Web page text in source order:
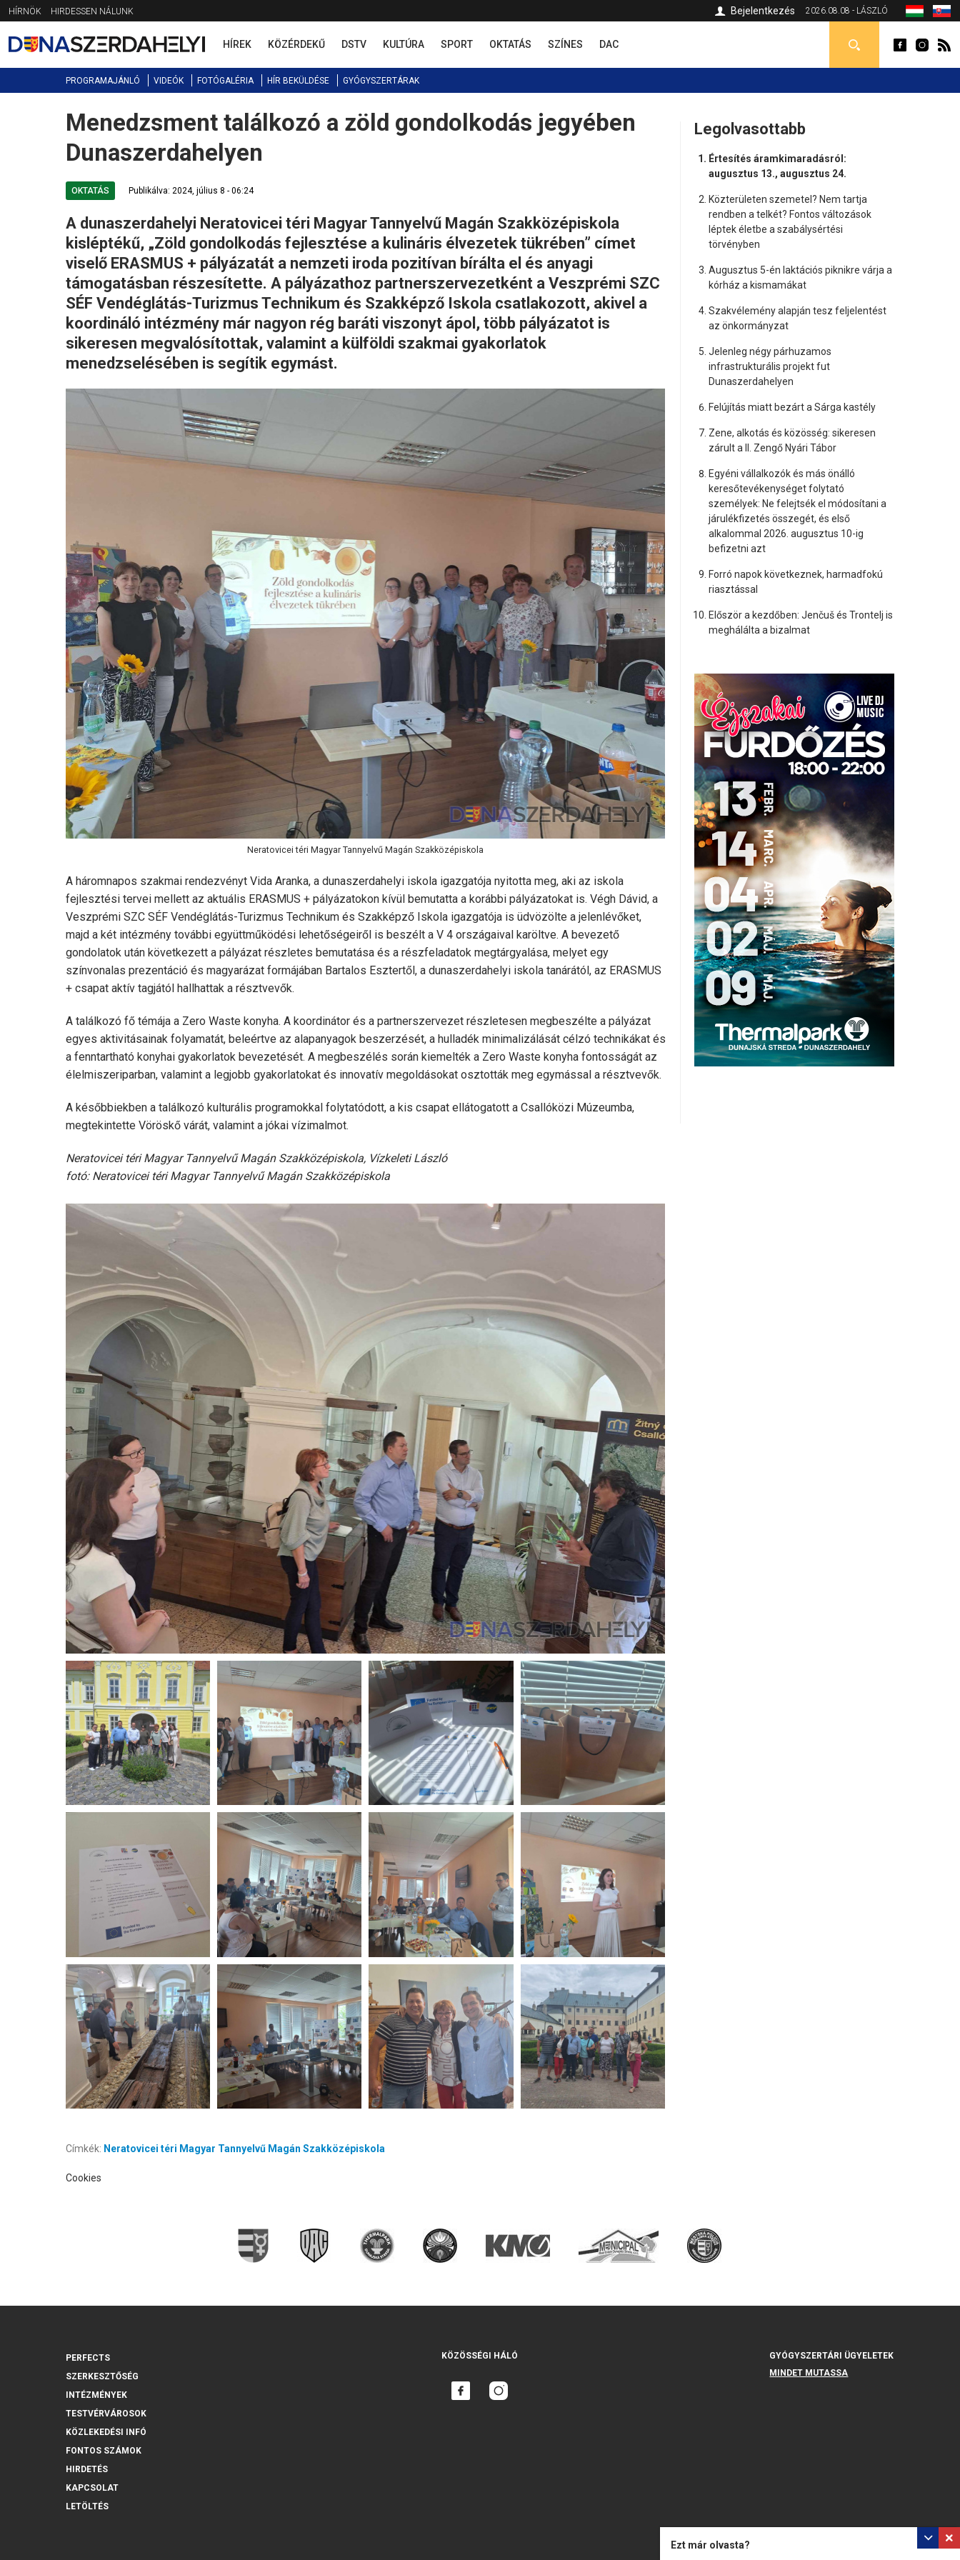
Jump
to
navigation
HÍRNÖK HIRDESSEN NÁLUNK 2026.08.08 - LÁSZLÓ
Bejelentkezés
HÍREK KÖZÉRDEKŰ DSTV KULTÚRA SPORT OKTATÁS SZÍNES DAC
PROGRAMAJÁNLÓ VIDEÓK FOTÓGALÉRIA HÍR BEKÜLDÉSE GYÓGYSZERTÁRAK
Back
to
top
Menedzsment találkozó a zöld gondolkodás jegyében
Dunaszerdahelyen
OKTATÁS Publikálva: 2024, július 8 - 06:24
A dunaszerdahelyi Neratovicei téri Magyar Tannyelvű Magán Szakközépiskola
kisléptékű, „Zöld gondolkodás fejlesztése a kulináris élvezetek tükrében” címet
viselő ERASMUS + pályázatát a nemzeti iroda pozitívan bírálta el és anyagi
támogatásban részesítette. A pályázathoz partnerszervezetként a Veszprémi SZC
SÉF Vendéglátás-Turizmus Technikum és Szakképző Iskola csatlakozott, akivel a
koordináló intézmény már nagyon rég baráti viszonyt ápol, több pályázatot is
sikeresen megvalósítottak, valamint a külföldi szakmai gyakorlatok
menedzselésében is segítik egymást.
Neratovicei téri Magyar Tannyelvű Magán Szakközépiskola
A háromnapos szakmai rendezvényt Vida Aranka, a dunaszerdahelyi iskola igazgatója nyitotta meg, aki az iskola
fejlesztési tervei mellett az aktuális ERASMUS + pályázatokon kívül bemutatta a korábbi pályázatokat is. Végh Dávid, a
Veszprémi SZC SÉF Vendéglátás-Turizmus Technikum és Szakképző Iskola igazgatója is üdvözölte a jelenlévőket,
majd a két intézmény további együttműködési lehetőségeiről is beszélt a V 4 országaival karöltve. A bevezető
gondolatok után következett a pályázat részletes bemutatása és a részfeladatok megtárgyalása, melyet egy
színvonalas prezentáció és magyarázat formájában Bartalos Esztertől, a dunaszerdahelyi iskola tanárától, az ERASMUS
+ csapat aktív tagjától hallhattak a résztvevők.
A találkozó fő témája a Zero Waste konyha. A koordinátor és a partnerszervezet részletesen megbeszélte a pályázat
egyes aktivitásainak folyamatát, beleértve az alapanyagok beszerzését, a hulladék minimalizálását célzó technikákat és
a fenntartható konyhai gyakorlatok bevezetését. A megbeszélés során kiemelték a Zero Waste konyha fontosságát az
élelmiszeriparban, valamint a legjobb gyakorlatokat és innovatív megoldásokat osztották meg egymással a résztvevők.
A későbbiekben a találkozó kulturális programokkal folytatódott, a kis csapat ellátogatott a Csallóközi Múzeumba,
megtekintette Vöröskő várát, valamint a jókai vízimalmot.
Neratovicei téri Magyar Tannyelvű Magán Szakközépiskola, Vízkeleti László
fotó: Neratovicei téri Magyar Tannyelvű Magán Szakközépiskola
Ezt már olvasta?
Címkék: Neratovicei téri Magyar Tannyelvű Magán Szakközépiskola
Cookies
Legolvasottabb
Értesítés áramkimaradásról:
augusztus 13., augusztus 24.
Közterületen szemetel? Nem tartja
rendben a telkét? Fontos változások
léptek életbe a szabálysértési
törvényben
Augusztus 5-én laktációs piknikre várja a
kórház a kismamákat
Szakvélemény alapján tesz feljelentést
az önkormányzat
Jelenleg négy párhuzamos
infrastrukturális projekt fut
Dunaszerdahelyen
Felújítás miatt bezárt a Sárga kastély
Zene, alkotás és közösség: sikeresen
zárult a II. Zengő Nyári Tábor
Egyéni vállalkozók és más önálló
keresőtevékenységet folytató
személyek: Ne felejtsék el módosítani a
járulékfizetés összegét, és első
alkalommal 2026. augusztus 10-ig
befizetni azt
Forró napok következnek, harmadfokú
riasztással
Először a kezdőben: Jenčuš és Trontelj is
meghálálta a bizalmat
PERFECTS
SZERKESZTŐSÉG
INTÉZMÉNYEK
TESTVÉRVÁROSOK
KÖZLEKEDÉSI INFÓ
FONTOS SZÁMOK
HIRDETÉS
KAPCSOLAT
LETÖLTÉS
KÖZÖSSÉGI HÁLÓ
GYÓGYSZERTÁRI ÜGYELETEK
MINDET MUTASSA